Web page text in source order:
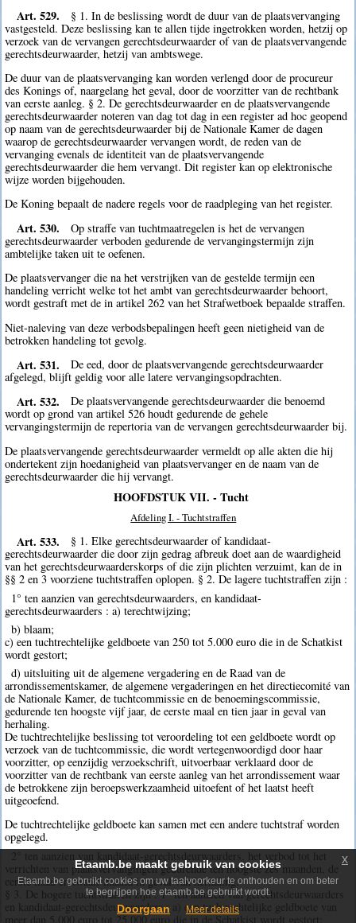
Art. 529.
§ 1. In de beslissing wordt de duur van de plaatsvervanging
vastgesteld. Deze beslissing kan te allen tijde ingetrokken worden, hetzij op
verzoek van de vervangen gerechtsdeurwaarder of van de plaatsvervangende
gerechtsdeurwaarder, hetzij van ambtswege.
De duur van de plaatsvervanging kan worden verlengd door de procureur
des Konings of, naargelang het geval, door de voorzitter van de rechtbank
van eerste aanleg. § 2. De gerechtsdeurwaarder en de plaatsvervangende
gerechtsdeurwaarder noteren van dag tot dag in een register ad hoc geopend
op naam van de gerechtsdeurwaarder bij de Nationale Kamer de dagen
waarop de gerechtsdeurwaarder vervangen wordt, de reden van de
vervanging evenals de identiteit van de plaatsvervangende
gerechtsdeurwaarder die hem vervangt. Dit register kan op elektronische
wijze worden bijgehouden.
De Koning bepaalt de nadere regels voor de raadpleging van het register.
Art. 530.
Op straffe van tuchtmaatregelen is het de vervangen
gerechtsdeurwaarder verboden gedurende de vervangingstermijn zijn
ambtelijke taken uit te oefenen.
De plaatsvervanger die na het verstrijken van de gestelde termijn een
handeling verricht welke tot het ambt van gerechtsdeurwaarder behoort,
wordt gestraft met de in artikel 262 van het Strafwetboek bepaalde straffen.
Niet-naleving van deze verbodsbepalingen heeft geen nietigheid van de
betrokken handeling tot gevolg.
Art. 531.
De eed, door de plaatsvervangende gerechtsdeurwaarder
afgelegd, blijft geldig voor alle latere vervangingsopdrachten.
Art. 532.
De plaatsvervangende gerechtsdeurwaarder die benoemd
wordt op grond van artikel 526 houdt gedurende de gehele
vervangingstermijn de repertoria van de vervangen gerechtsdeurwaarder bij.
De plaatsvervangende gerechtsdeurwaarder vermeldt op alle akten die hij
ondertekent zijn hoedanigheid van plaatsvervanger en de naam van de
gerechtsdeurwaarder die hij vervangt.
HOOFDSTUK VII. - Tucht
Afdeling I. - Tuchtstraffen
Art. 533.
§ 1. Elke gerechtsdeurwaarder of kandidaat-
gerechtsdeurwaarder die door zijn gedrag afbreuk doet aan de waardigheid
van het gerechtsdeurwaarderskorps of die zijn plichten verzuimt, kan de in
§§ 2 en 3 voorziene tuchtstraffen oplopen. § 2. De lagere tuchtstraffen zijn :
1° ten aanzien van gerechtsdeurwaarders, en kandidaat-
gerechtsdeurwaarders : a) terechtwijzing;
b) blaam;
c) een tuchtrechtelijke geldboete van 250 tot 5.000 euro die in de Schatkist
wordt gestort;
d) uitsluiting uit de algemene vergadering en de Raad van de
arrondissementskamer, de algemene vergaderingen en het directiecomité van
de Nationale Kamer, de tuchtcommissie en de benoemingscommissie,
gedurende ten hoogste vijf jaar, de eerste maal en tien jaar in geval van
herhaling.
De tuchtrechtelijke beslissing tot veroordeling tot een geldboete wordt op
verzoek van de tuchtcommissie, die wordt vertegenwoordigd door haar
voorzitter, op eenzijdig verzoekschrift, uitvoerbaar verklaard door de
voorzitter van de rechtbank van eerste aanleg van het arrondissement waar
de betrokkene zijn beroepswerkzaamheid uitoefent of het laatst heeft
uitgeoefend.
De tuchtrechtelijke geldboete kan samen met een andere tuchtstraf worden
opgelegd.
2° ten aanzien van kandidaat-gerechtsdeurwaarders, het verbod tot het
verrichten van plaatsvervangingen gedurende ten hoogste zes maanden, de
eerste maal en twaalf maand in geval van herhaling.
§ 3. De hogere tuchtstraffen zijn : 1° ten aanzien van gerechtsdeurwaarders
en kandidaat-gerechtsdeurwaarders : a) een tuchtrechtelijke geldboete van
meer dan 5.000 euro tot 25.000 euro die in de Schatkist wordt gestort;
Etaamb.be maakt gebruik van cookies
Etaamb.be gebruikt cookies om uw taalvoorkeur te onthouden en om beter
te begrijpen hoe etaamb.be gebruikt wordt.
Doorgaan Meer details
x